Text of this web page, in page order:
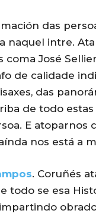
das
naquel intre.
coma José
de calidade
das
de todo
E atoparnos
nos está a
. Coruñés
todo se esa